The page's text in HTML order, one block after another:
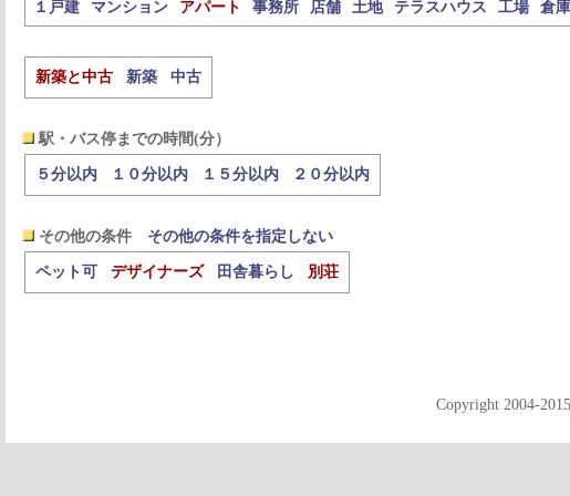
１戸建
マンション アパート 事務所 店舗 土地 テラスハウス 工場 倉庫
新築と中古 新築 中古
駅・バス停までの時間(分）
５分以内 １０分以内 １５分以内 ２０分以内
その他の条件 その他の条件を指定しない
ペット可 デザイナーズ 田舎暮らし 別荘
Copyright 2004-2015